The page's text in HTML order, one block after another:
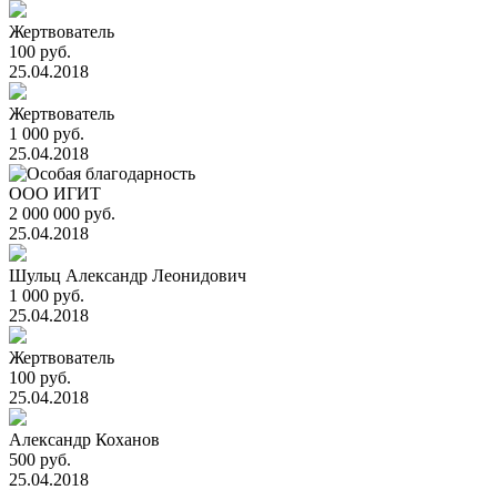
Жертвователь
100 руб.
25.04.2018
Жертвователь
1 000 руб.
25.04.2018
ООО ИГИТ
2 000 000 руб.
25.04.2018
Шульц Александр Леонидович
1 000 руб.
25.04.2018
Жертвователь
100 руб.
25.04.2018
Александр Коханов
500 руб.
25.04.2018